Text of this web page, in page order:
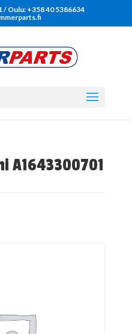
/ Oulu: +358 40 5386634
A1643300701